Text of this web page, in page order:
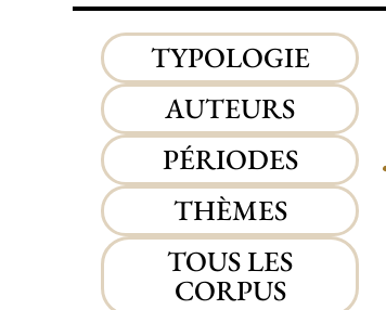
TYPOLOGIE
AUTEURS
PÉRIODES
THÈMES
TOUS LES
CORPUS